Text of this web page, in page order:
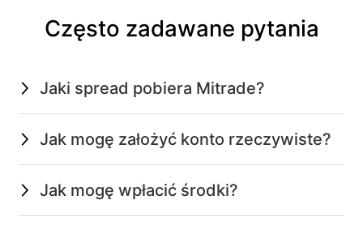
Często zadawane pytania
Jaki spread pobiera Mitrade?
Jak mogę założyć konto rzeczywiste?
Jak mogę wpłacić środki?